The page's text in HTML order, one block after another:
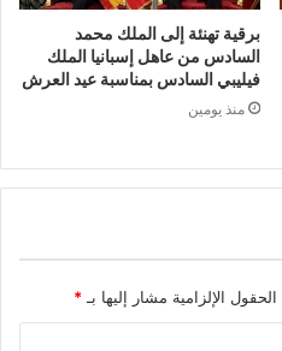
برقية تهنئة إلى الملك محمد
السادس من عاهل إسبانيا الملك
فيليبي السادس بمناسبة عيد العرش
منذ يومين
الحقول الإلزامية مشار إليها بـ *